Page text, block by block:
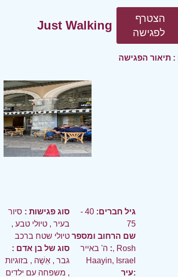
Just Walking
הצטרף
לפגישה
תיאור הפגישה :
סוג פגישות : סיור
בעיר , טיולי טבע ,
טיולי שטח ברכב
סוג של בן אדם :
גבר , אִשָׁה , בזוגיות
, משפחה עם ילדים
גיל חברים:
40 -
75
שם הרחוב ומספר
: ה' באייר, Rosh
Haayin, Israel
עיר: